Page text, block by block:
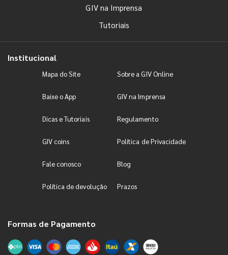
GIV na Imprensa
Tutoriais
Institucional
Mapa do Site Sobre a GIV Online
Baixe o App GIV na Imprensa
Dicas e Tutoriais Regulamento
GIV coins Política de Privacidade
Fale conosco Blog
Política de devolução Prazos
Formas de Pagamento